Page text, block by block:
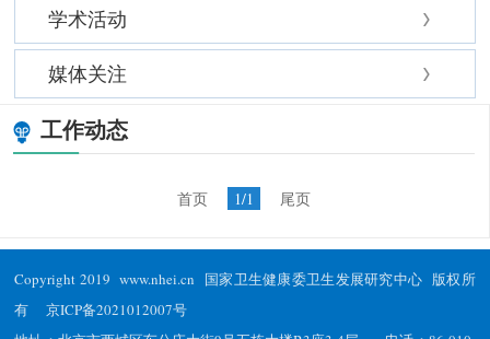
学术活动
媒体关注
工作动态
首页 1/1 尾页
Copyright 2019 www.nhei.cn 国家卫生健康委卫生发展研究中心 版权所
有京ICP备2021012007号